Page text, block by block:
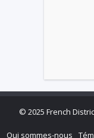
© 2025 French
Qui sommes-nous